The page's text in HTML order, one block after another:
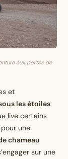
aux portes de
et
les étoiles
live certains
une
chameau
sur une